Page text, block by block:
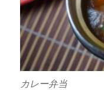
カレー弁当